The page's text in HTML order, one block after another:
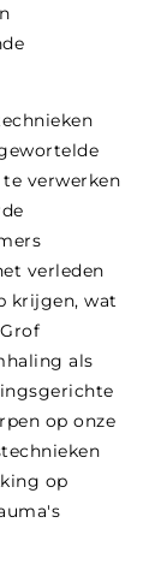
verwerken
verleden
krijgen, wat
als
op onze
op